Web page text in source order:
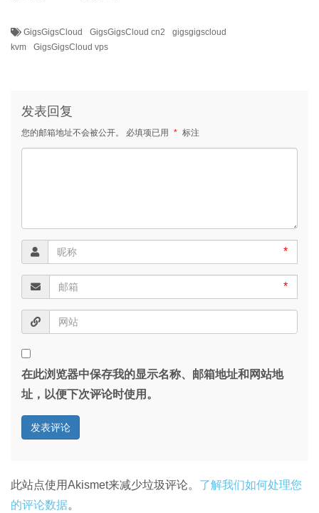
GigsGigsCloud GigsGigsCloud cn2
gigsgigscloud
kvm
GigsGigsCloud vps
发表回复
您的邮箱地址不会被公开。 必填项已用 * 标注
*
*
在此浏览器中保存我的显示名称、邮箱地址和网站地
址，以便下次评论时使用。
此站点使用Akismet来减少垃圾评论。 了解我们如何处理您
的评论数据。